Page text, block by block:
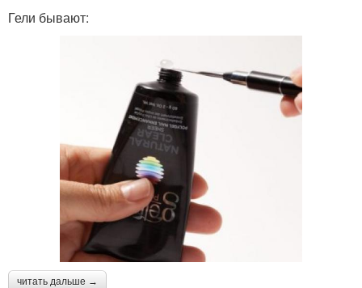
Гели бывают:
читать дальше →